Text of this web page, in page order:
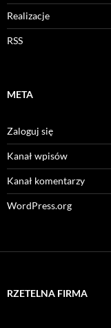
Realizacje
RSS
META
Zaloguj się
Kanał wpisów
Kanał komentarzy
WordPress.org
RZETELNA FIRMA